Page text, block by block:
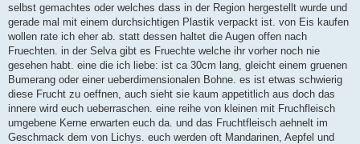
selbst gemachtes oder welches dass in der Region hergestellt wurde und
gerade mal mit einem durchsichtigen Plastik verpackt ist. von Eis kaufen
wollen rate ich eher ab. statt dessen haltet die Augen offen nach
Fruechten. in der Selva gibt es Fruechte welche ihr vorher noch nie
gesehen habt. eine die ich liebe: ist ca 30cm lang, gleicht einem gruenen
Bumerang oder einer ueberdimensionalen Bohne. es ist etwas schwierig
diese Frucht zu oeffnen, auch sieht sie kaum appetitlich aus doch das
innere wird euch ueberraschen. eine reihe von kleinen mit Fruchfleisch
umgebene Kerne erwarten euch da. und das Fruchtfleisch aehnelt im
Geschmack dem von Lichys. euch werden oft Mandarinen, Aepfel und